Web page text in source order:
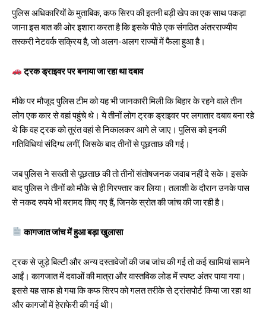
पुलिस अधिकारियों के मुताबिक, कफ सिरप की इतनी बड़ी खेप का एक साथ पकड़ा
जाना इस बात की ओर इशारा करता है कि इसके पीछे एक संगठित अंतरराज्यीय
तस्करी नेटवर्क सक्रिय है, जो अलग-अलग राज्यों में फैला हुआ है।
ट्रक ड्राइवर पर बनाया जा रहा था दबाव
मौके पर मौजूद पुलिस टीम को यह भी जानकारी मिली कि बिहार के रहने वाले तीन
लोग एक कार से वहां पहुंचे थे। ये तीनों लोग ट्रक ड्राइवर पर लगातार दबाव बना रहे
थे कि वह ट्रक को तुरंत वहां से निकालकर आगे ले जाए। पुलिस को इनकी
गतिविधियां संदिग्ध लगीं, जिसके बाद तीनों से पूछताछ की गई।
जब पुलिस ने सख्ती से पूछताछ की तो तीनों संतोषजनक जवाब नहीं दे सके। इसके
बाद पुलिस ने तीनों को मौके से ही गिरफ्तार कर लिया। तलाशी के दौरान उनके पास
से नकद रुपये भी बरामद किए गए हैं, जिनके स्रोत की जांच की जा रही है।
कागजात जांच में हुआ बड़ा खुलासा
ट्रक से जुड़े बिल्टी और अन्य दस्तावेजों की जब जांच की गई तो कई खामियां सामने
आईं। कागजात में दवाओं की मात्रा और वास्तविक लोड में स्पष्ट अंतर पाया गया।
इससे यह साफ हो गया कि कफ सिरप को गलत तरीके से ट्रांसपोर्ट किया जा रहा था
और कागजों में हेराफेरी की गई थी।